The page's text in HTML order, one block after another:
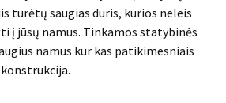
turėtų saugias duris, kurios neleis
į jūsų namus. Tinkamos statybinės
namus kur kas patikimesniais